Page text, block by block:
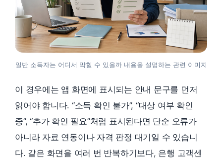
일반 소득자는 어디서 막힐 수 있을까 내용을 설명하는 관련 이미지
이 경우에는 앱 화면에 표시되는 안내 문구를 먼저
읽어야 합니다. “소득 확인 불가”, “대상 여부 확인
중”, “추가 확인 필요”처럼 표시된다면 단순 오류가
아니라 자료 연동이나 자격 판정 대기일 수 있습니
다. 같은 화면을 여러 번 반복하기보다, 은행 고객센